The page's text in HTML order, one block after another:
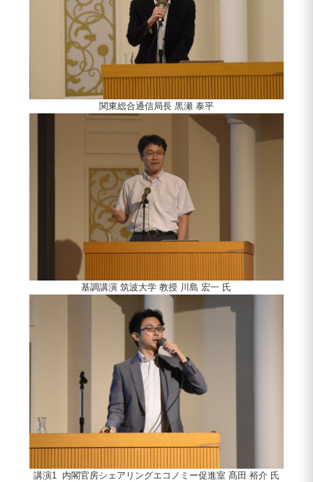
関東総合通信局長 黒瀬 泰平
基調講演 筑波大学 教授 川島 宏一 氏
講演1 内閣官房シェアリングエコノミー促進室 髙田 裕介 氏